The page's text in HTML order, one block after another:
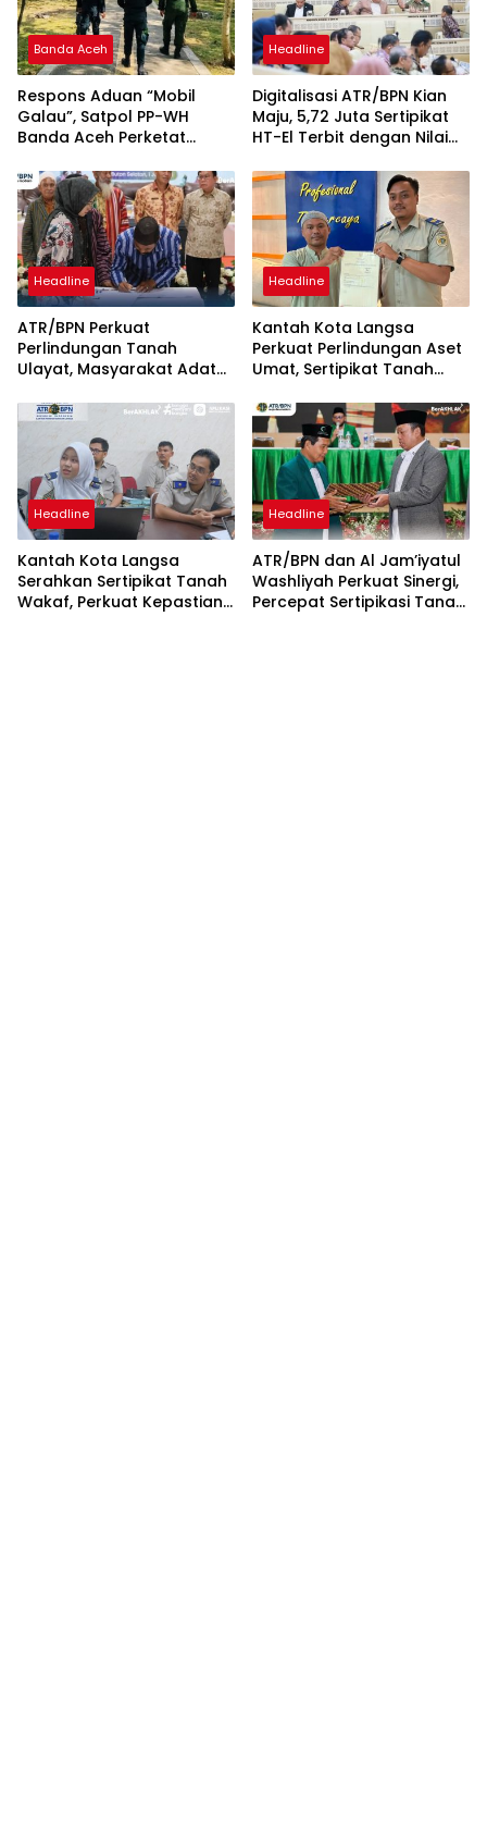
Banda Aceh
Respons Aduan “Mobil
Galau”, Satpol PP-WH
Banda Aceh Perketat
Tibang
Headline
Digitalisasi ATR/BPN Kian
Maju, 5,72 Juta Sertipikat
HT-El Terbit dengan Nilai
Headline
ATR/BPN Perkuat
Perlindungan Tanah
Ulayat, Masyarakat Adat
Tanpa Paksaan Sertipikasi
Headline
Kantah Kota Langsa
Perkuat Perlindungan Aset
Umat, Sertipikat Tanah
Gampong Karang Anyar
Headline
Kantah Kota Langsa
Serahkan Sertipikat Tanah
Wakaf, Perkuat Kepastian
Headline
ATR/BPN dan Al Jam’iyatul
Washliyah Perkuat Sinergi,
Percepat Sertipikasi Tanah